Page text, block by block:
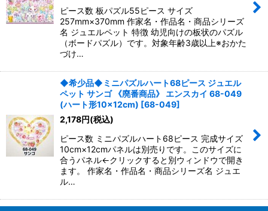
ピース数 板パズル55ピース サイズ
257mm×370mm 作家名・作品名・商品シリーズ
名 ジュエルペット 特徴 幼児向けの板状のパズル
（ボードパズル）です。対象年齢3歳以上※おかた
づけ…
◆希少品◆ミニパズルハート68ピース ジュエル
ペット サンゴ 《廃番商品》 エンスカイ 68-049
(ハート形10×12cm) [68-049]
2,178円(税込)
ピース数 ミニパズルハート68ピース 完成サイズ
10cm×12cmパネルは別売りです。このサイズに
合うパネル←クリックすると別ウィンドウで開き
ます。 作家名・作品名・商品シリーズ名 ジュエ
ル…